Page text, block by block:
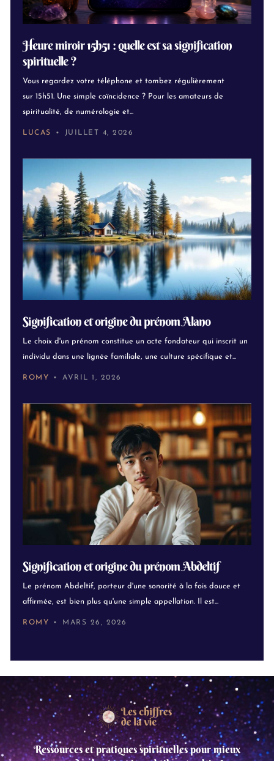
Heure miroir 15h51 : quelle est sa signification
spirituelle ?
Vous regardez votre téléphone et tombez régulièrement
sur 15h51. Une simple coïncidence ? Pour les amateurs de
spiritualité, de numérologie et...
LUCAS JUILLET 4, 2026
Signification et origine du prénom Alano
Le choix d'un prénom constitue un acte fondateur qui inscrit un
individu dans une lignée familiale, une culture spécifique et...
ROMY AVRIL 1, 2026
Signification et origine du prénom Abdeltif
Le prénom Abdeltif, porteur d'une sonorité à la fois douce et
affirmée, est bien plus qu'une simple appellation. Il est...
ROMY MARS 26, 2026
Ressources et pratiques spirituelles pour mieux